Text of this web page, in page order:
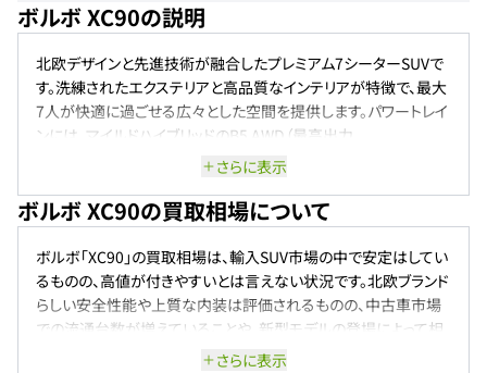
ボルボ XC90の説明
北欧デザインと先進技術が融合したプレミアム7シーターSUVで
す。洗練されたエクステリアと高品質なインテリアが特徴で、最大
7人が快適に過ごせる広々とした空間を提供します。パワートレイ
ンには、マイルドハイブリッドのB5 AWD（最高出力
184kW/250ps）や、プラグインハイブリッドのRecharge T8
力強い走りを両立しています。さらに、Google搭載のインフォテイ
ンメントシステムや先進の安全・運転支援機能を全車に標準装備
し、上質な移動時間を実現します。
さらに表示
ボルボ XC90の買取相場について
ボルボ「XC90」の買取相場は、輸入SUV市場の中で安定はしてい
るものの、高値が付きやすいとは言えない状況です。北欧ブランド
らしい安全性能や上質な内装は評価されるものの、中古車市場
での流通台数が増えていることや、新型モデルの登場によって相
場が抑えられる傾向があります。特にガソリンやディーゼルモデ
さらに表示